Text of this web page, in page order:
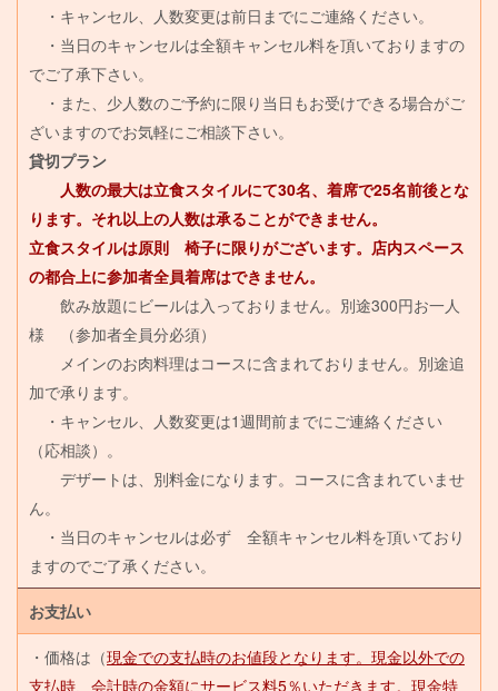
・キャンセル、人数変更は前日までにご連絡ください。
・当日のキャンセルは全額キャンセル料を頂いておりますの
でご了承下さい。
・また、少人数のご予約に限り当日もお受けできる場合がご
ざいますのでお気軽にご相談下さい。
貸切プラン
人数の最大は立食スタイルにて30名、着席で25名前後とな
ります。それ以上の人数は承ることができません。
立食スタイルは原則 椅子に限りがございます。店内スペース
の都合上に参加者全員着席はできません。
飲み放題にビールは入っておりません。別途300円お一人
様 （参加者全員分必須）
メインのお肉料理はコースに含まれておりません。別途追
加で承ります。
・キャンセル、人数変更は1週間前までにご連絡ください
（応相談）。
デザートは、別料金になります。コースに含まれていませ
ん。
・当日のキャンセルは必ず 全額キャンセル料を頂いており
ますのでご了承ください。
お支払い
・価格は（現金での支払時のお値段となります。現金以外での
支払時、会計時の金額にサービス料5％いただきます。現金特